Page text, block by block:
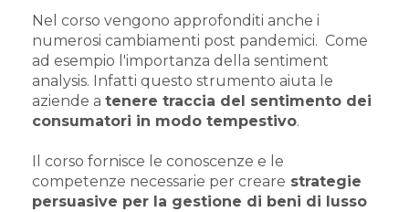
Nel corso vengono approfonditi anche i
numerosi cambiamenti post pandemici. Come
ad esempio l'importanza della sentiment
analysis. Infatti questo strumento aiuta le
aziende a tenere traccia del sentimento dei
consumatori in modo tempestivo.
Il corso fornisce le conoscenze e le
competenze necessarie per creare strategie
persuasive per la gestione di beni di lusso